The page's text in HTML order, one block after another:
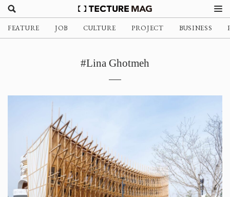
FEATURE JOB CULTURE PROJECT BUSINESS
#Lina Ghotmeh